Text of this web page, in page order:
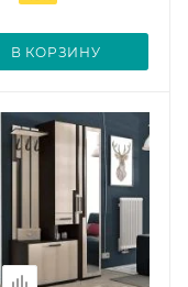
В КОРЗИНУ